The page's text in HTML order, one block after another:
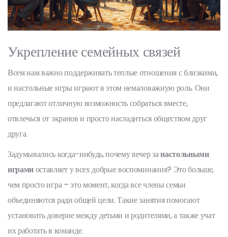
Укрепление семейных связей
Всем нам важно поддерживать теплые отношения с близкими,
и настольные игры играют в этом немаловажную роль. Они
предлагают отличную возможность собраться вместе,
отвлечься от экранов и просто насладиться обществом друг
друга.
Задумывались когда-нибудь, почему вечер занастольными
играмиоставляет у всех добрые воспоминания? Это больше,
чем просто игра – это момент, когда все члены семьи
объединяются ради общей цели. Такие занятия помогают
установить доверие между детьми и родителями, а также учат
их работать в команде.